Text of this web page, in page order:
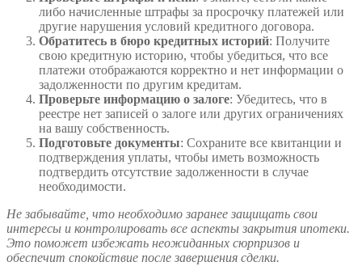
либо начисленные штрафы за просрочку платежей или
другие нарушения условий кредитного договора.
Обратитесь в бюро кредитных историй: Получите
свою кредитную историю, чтобы убедиться, что все
платежи отображаются корректно и нет информации о
задолженности по другим кредитам.
Проверьте информацию о залоге: Убедитесь, что в
реестре нет записей о залоге или других ограничениях
на вашу собственность.
Подготовьте документы: Сохраните все квитанции и
подтверждения уплаты, чтобы иметь возможность
подтвердить отсутствие задолженности в случае
необходимости.
Не забывайте, что необходимо заранее защищать свои
интересы и контролировать все аспекты закрытия ипотеки.
Это поможет избежать неожиданных сюрпризов и
обеспечит спокойствие после завершения сделки.